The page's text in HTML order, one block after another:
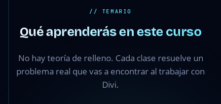
// TEMARIO
Qué aprenderás en este curso
No hay teoría de relleno. Cada clase resuelve un
problema real que vas a encontrar al trabajar con
Divi.